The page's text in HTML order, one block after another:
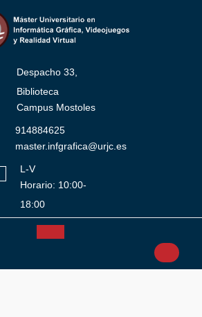
Despacho 33,
Biblioteca
Campus Mostoles
914884625
master.infgrafica@urjc.es
L-V
Horario: 10:00-
18:00